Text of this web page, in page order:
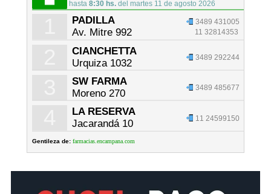
hasta8:30 hs. del martes 11 de agosto 2026
PADILLA
Av. Mitre 992
3489 431005
11 32814353
CIANCHETTA
Urquiza 1032
3489 292244
SW FARMA
Moreno 270
3489 485677
LA RESERVA
Jacarandá 10
11 24599150
Gentileza de: farmacias.encampana.com